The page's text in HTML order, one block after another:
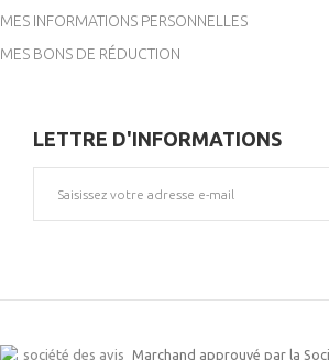
MES INFORMATIONS PERSONNELLES
MES BONS DE RÉDUCTION
LETTRE D'INFORMATIONS
Marchand approuvé par la